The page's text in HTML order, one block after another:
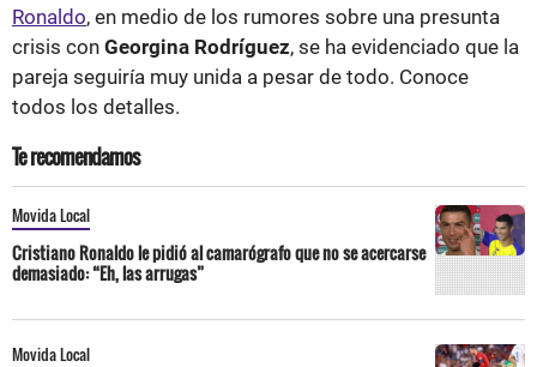
Ronaldo, en medio de los rumores sobre una presunta
crisis con Georgina Rodríguez, se ha evidenciado que la
pareja seguiría muy unida a pesar de todo. Conoce
todos los detalles.
Te recomendamos
Movida Local
Cristiano Ronaldo le pidió al camarógrafo que no se acercarse
demasiado: “Eh, las arrugas”
Movida Local